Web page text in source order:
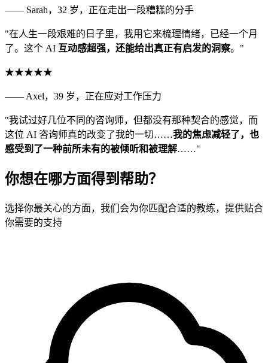
—— Sarah，32 岁，正在走出一段糟糕的分手
"在人生一段艰难的日子里，我用它来梳理情绪，已经一个月
了。这个 AI 互动感超强，还能给出真正有启发的洞察。"
★★★★★
—— Axel，39 岁，正在应对工作压力
"我试过好几位不同的咨询师，但都没有那种契合的感觉，而
这位 AI 咨询师真的改变了我的一切……我的焦虑减轻了，也
感受到了一种前所未有的被倾听和被理解……"
你想在哪方面得到帮助？
选择你最关心的方面，我们会为你匹配合适的教练，提供贴合
你需要的支持